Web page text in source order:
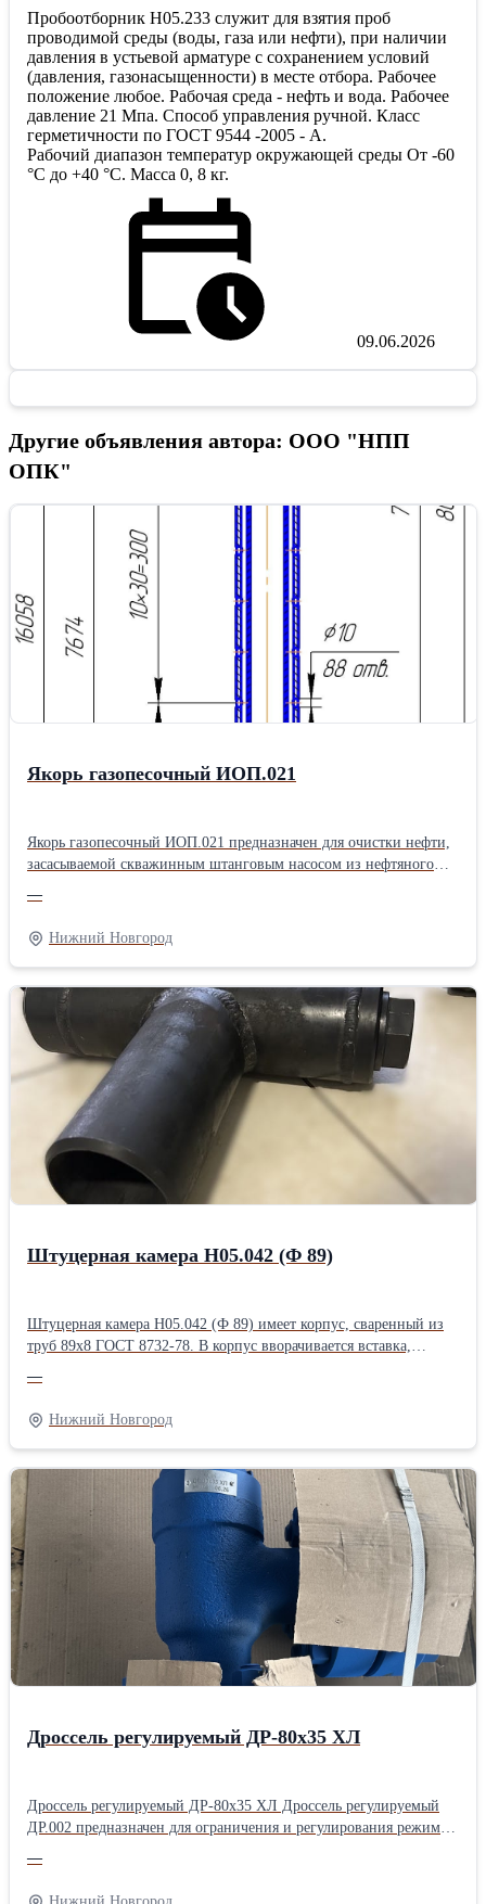
Пробоотборник Н05.233 служит для взятия проб
проводимой среды (воды, газа или нефти), при наличии
давления в устьевой арматуре с сохранением условий
(давления, газонасыщенности) в месте отбора. Рабочее
положение любое. Рабочая среда - нефть и вода. Рабочее
давление 21 Мпа. Способ управления ручной. Класс
герметичности по ГОСТ 9544 -2005 - А.
Рабочий диапазон температур окружающей среды От -60
°С до +40 °С. Масса 0, 8 кг.
09.06.2026
Другие объявления автора: ООО "НПП
ОПК"
Якорь газопесочный ИОП.021
Якорь газопесочный ИОП.021 предназначен для очистки нефти,
засасываемой скважинным штанговым насосом из нефтяного
корпуса, нижнего корпуса, патрубка, соединительных муфт,
внутренней трубы и пробки. Все детали якоря за исключением
внутренней трубы имеют резьбы НКТ73 ГОСТ 633-80 с шагом
2,54 мм. Для забора рабочей среды из затрубного пространства
верхний корпус имеет 88 отверстий Ø10мм. Характеристики: -
диаметр эксплуатационной колонны…114, 146, 168; -
габаритные размеры: длина 16058 мм, диаметр Ø89 мм; - масса
22,2 кг; - рабочий диапазон пропускной способности до 200 м3/
сут.
—
Нижний Новгород
Штуцерная камера Н05.042 (Ф 89)
Штуцерная камера Н05.042 (Ф 89) имеет корпус, сваренный из
труб 89х8 ГОСТ 8732-78. В корпус вворачивается вставка,
отверстие d, диаметр которого выбирается заказчиком из ряда
целых чисел 1…20мм. Герметизация корпуса штуцерной камеры
обеспечивается приваркой отводов камеры к трубной обвязке.
Рабочая среда нефть и вода. Рабочее давление 21 МПа. Рабочая
температура окружающей среды от -60°С до +40°С. Габаритные
размеры 347х240х89мм. Масса не более 16,5кг. Управление
штуцерной камерой – замена дросселя вручную.
—
Нижний Новгород
Дроссель регулируемый ДР-80х35 ХЛ
Дроссель регулируемый ДР-80х35 ХЛ Дроссель регулируемый
ДР.002 предназначен для ограничения и регулирования режима
требований (УТТ) в зависимости от условий эксплуатации по
ГОСТ Р 51365-99. Управление дросселем ручное. Рабочая среда:
—